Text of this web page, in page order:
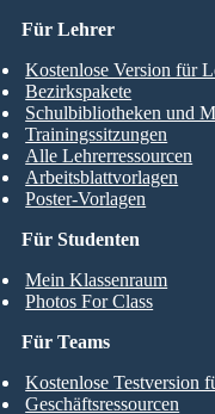
Für Studenten
Mein Klassenraum
Photos For Class
Für Lehrer
Kostenlose Version für
Bezirkspakete
Schulbibliotheken und
Trainingssitzungen
Alle Lehrerressourcen
Arbeitsblattvorlagen
Poster-Vorlagen
Für Teams
Kostenlose Testversion
Geschäftsressourcen